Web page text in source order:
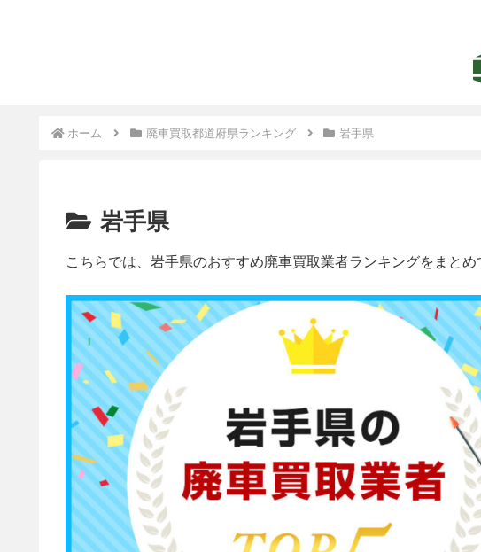
ホーム 廃車買取都道府県ランキング 岩手県
岩手県
こちらでは、岩手県のおすすめ廃車買取業者ランキングをまとめ